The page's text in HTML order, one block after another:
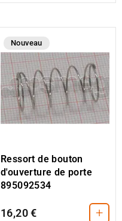
Nouveau
Ressort de bouton
d'ouverture de porte
895092534
16,20 € +